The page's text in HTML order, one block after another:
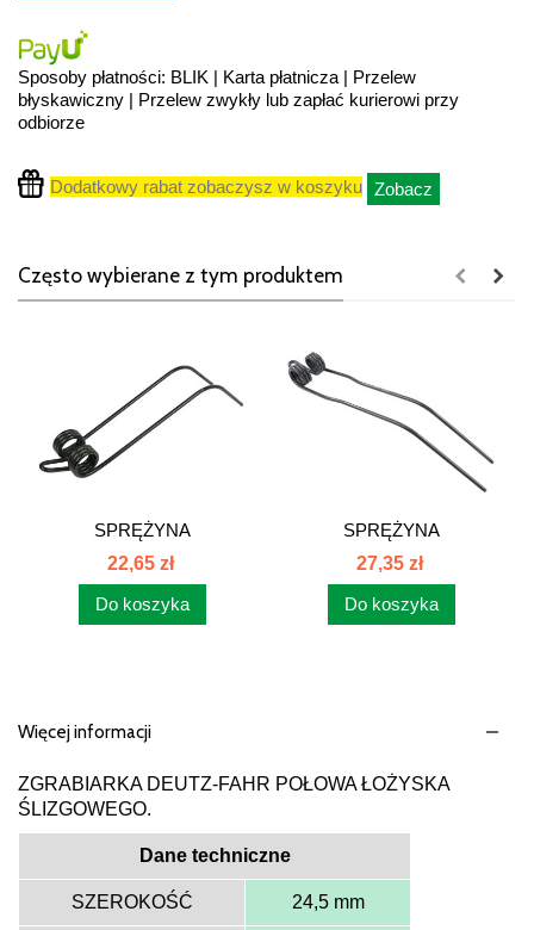
Sposoby płatności: BLIK | Karta płatnicza | Przelew
błyskawiczny | Przelew zwykły lub zapłać kurierowi przy
odbiorze
Dodatkowy rabat zobaczysz w koszyku Zobacz
Często wybierane z tym produktem
SPRĘŻYNA
ZGRABIARKI...
22,65 zł
Do koszyka
SPRĘŻYNA
ZGRABIARKI...
27,35 zł
Do koszyka
Więcej informacji
ZGRABIARKA DEUTZ-FAHR POŁOWA ŁOŻYSKA
ŚLIZGOWEGO.
Dane techniczne
SZEROKOŚĆ 24,5 mm